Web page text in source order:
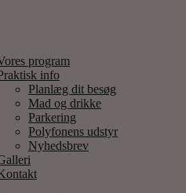
program
info
Planlæg dit besøg
Mad og drikke
Parkering
Polyfonens udstyr
Nyhedsbrev